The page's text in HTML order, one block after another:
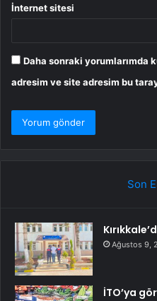
İnternet sitesi
Daha sonraki yorumlarımda
adresim ve site adresim bu
Son
Ağustos 9,
İTO’ya